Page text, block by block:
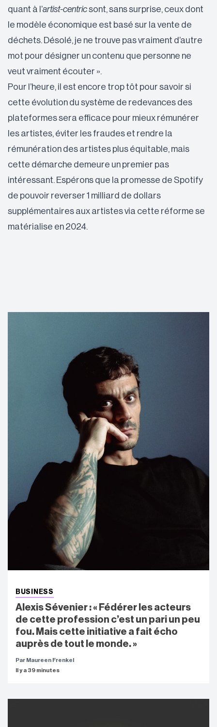
quant à l’artist-centricsont, sans surprise, ceux dont
le modèle économique est basé sur la vente de
déchets. Désolé, je ne trouve pas vraiment d’autre
mot pour désigner un contenu que personne ne
veut vraiment écouter ».
Pour l’heure, il est encore trop tôt pour savoir si
cette évolution du système de redevances des
plateformes sera efficace pour mieux rémunérer
les artistes, éviter les fraudes et rendre la
rémunération des artistes plus équitable, mais
cette démarche demeure un premier pas
intéressant. Espérons que la promesse de Spotify
de pouvoir reverser 1 milliard de dollars
supplémentaires aux artistes via cette réforme se
matérialise en 2024.
BUSINESS
Alexis Sévenier : « Fédérer les acteurs
de cette profession c’est un pari un peu
fou. Mais cette initiative a fait écho
auprès de tout le monde. »
Par Maureen Frenkel
Il y a 39 minutes